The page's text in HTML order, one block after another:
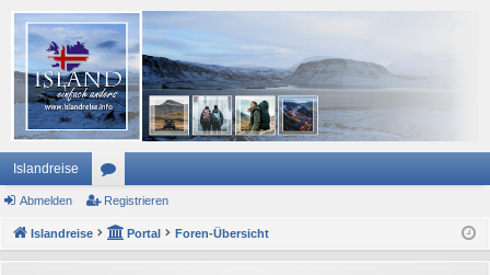
Islandreise
or
en
Abmelden Registrieren
Islandreise Portal Foren-Übersicht